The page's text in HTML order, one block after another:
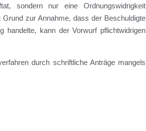
sondern nur eine Ordnungswidrigkeit
zur Annahme, dass der Beschuldigte
handelte, kann der Vorwurf pflichtwidrigen
durch schriftliche Anträge mangels